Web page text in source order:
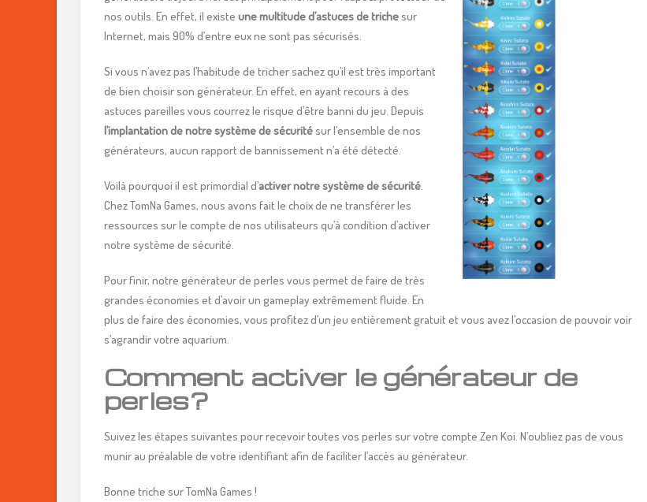
nos outils. En effet, il existe une multitude d’astuces de trichesur
Internet, mais 90% d’entre eux ne sont pas sécurisés.
Si vous n’avez pas l’habitude de tricher sachez qu’il est très important
de bien choisir son générateur. En effet, en ayant recours à des
astuces pareilles vous courrez le risque d’être banni du jeu. Depuis
l’implantation de notre système de sécuritésur l’ensemble de nos
générateurs, aucun rapport de bannissement n’a été détecté.
Voilà pourquoi il est primordial d’activer notre système de sécurité.
Chez TomNa Games, nous avons fait le choix de ne transférer les
ressources sur le compte de nos utilisateurs qu’à condition d’activer
notre système de sécurité.
Pour finir, notre générateur de perles vous permet de faire de très
grandes économies et d’avoir un gameplay extrêmement fluide. En
plus de faire des économies, vous profitez d’un jeu entièrement gratuit et vous avez l’occasion de pouvoir voir
s’agrandir votre aquarium.
Comment activer le générateur de
perles?
Suivez les étapes suivantes pour recevoir toutes vos perles sur votre compte Zen Koi. N’oubliez pas de vous
munir au préalable de votre identifiant afin de faciliter l’accès au générateur.
Bonne triche sur TomNa Games !